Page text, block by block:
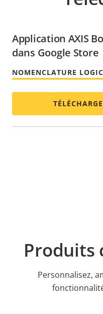
Application AXIS
dans Google Store
NOMENCLATURE
Produits
Personnalisez,